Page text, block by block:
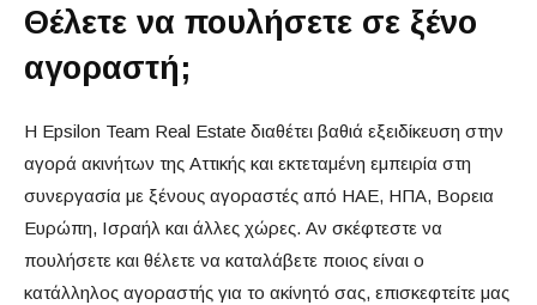
Θέλετε να πουλήσετε σε ξένο
αγοραστή;
Η Epsilon Team Real Estate διαθέτει βαθιά εξειδίκευση στην
αγορά ακινήτων της Αττικής και εκτεταμένη εμπειρία στη
συνεργασία με ξένους αγοραστές από ΗΑΕ, ΗΠΑ, Βορεια
Ευρώπη, Ισραήλ και άλλες χώρες. Αν σκέφτεστε να
πουλήσετε και θέλετε να καταλάβετε ποιος είναι ο
κατάλληλος αγοραστής για το ακίνητό σας, επισκεφτείτε μας